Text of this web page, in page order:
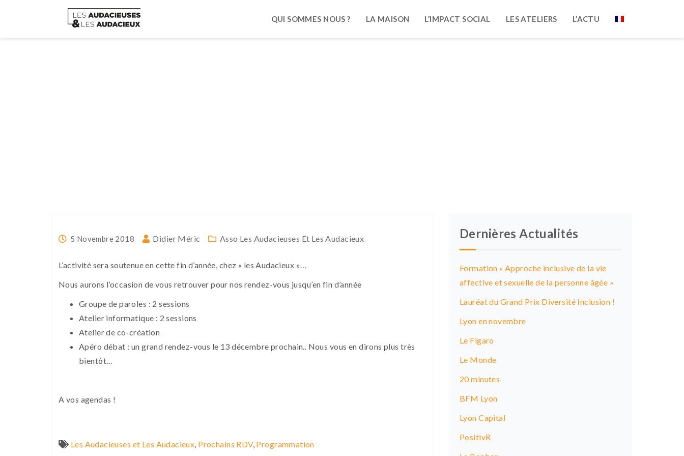
QUI SOMMES NOUS ? LA MAISON L’IMPACT SOCIAL LES ATELIERS L’ACTU
5 Novembre 2018 Didier Méric Asso Les Audacieuses Et Les Audacieux
L’activité sera soutenue en cette fin d’année, chez « les Audacieux »…
Nous aurons l’occasion de vous retrouver pour nos rendez-vous jusqu’en fin d’année
Groupe de paroles : 2 sessions
Atelier informatique : 2 sessions
Atelier de co-création
Apéro débat : un grand rendez-vous le 13 décembre prochain.. Nous vous en dirons plus très
bientôt…
A vos agendas !
Les Audacieuses et Les Audacieux, Prochains RDV, Programmation
Dernières Actualités
Formation « Approche inclusive de la vie
affective et sexuelle de la personne âgée »
Lauréat du Grand Prix Diversité Inclusion !
Lyon en novembre
Le Figaro
Le Monde
20 minutes
BFM Lyon
Lyon Capital
PositivR